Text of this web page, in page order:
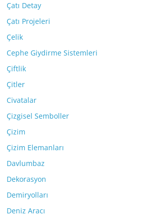
Çatı Detay
Çatı Projeleri
Çelik
Cephe Giydirme Sistemleri
Çiftlik
Çitler
Civatalar
Çizgisel Semboller
Çizim
Çizim Elemanları
Davlumbaz
Dekorasyon
Demiryolları
Deniz Aracı